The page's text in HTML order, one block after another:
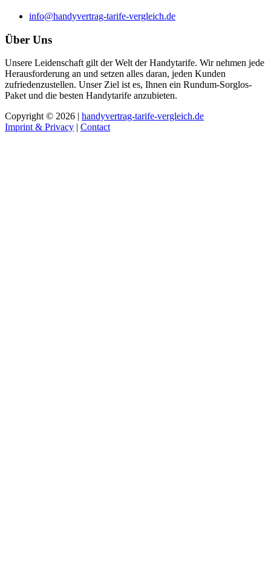
info@handyvertrag-tarife-vergleich.de
Über Uns
Unsere Leidenschaft gilt der Welt der Handytarife. Wir nehmen jede
Herausforderung an und setzen alles daran, jeden Kunden
zufriedenzustellen. Unser Ziel ist es, Ihnen ein Rundum-Sorglos-
Paket und die besten Handytarife anzubieten.
Copyright © 2026 | handyvertrag-tarife-vergleich.de
Imprint & Privacy | Contact